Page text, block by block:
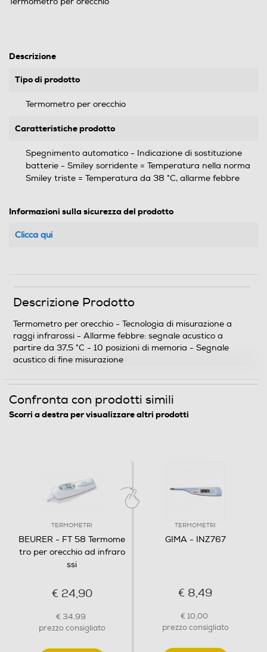
Descrizione
Tipo di prodotto
Termometro per orecchio
Caratteristiche prodotto
Spegnimento automatico - Indicazione di sostituzione
batterie - Smiley sorridente = Temperatura nella norma
Smiley triste = Temperatura da 38 °C, allarme febbre
Informazioni sulla sicurezza del prodotto
Clicca qui
Descrizione Prodotto
Termometro per orecchio - Tecnologia di misurazione a
raggi infrarossi - Allarme febbre: segnale acustico a
partire da 37,5 °C - 10 posizioni di memoria - Segnale
acustico di fine misurazione
Confronta con prodotti simili
Scorri a destra per visualizzare altri prodotti
TERMOMETRI
BEURER - FT 58 Termome
tro per orecchio ad infraro
ssi
€ 24,90
€ 34,99
prezzo consigliato
TERMOMETRI
GIMA - INZ767
€ 8,49
€ 10,00
prezzo consigliato